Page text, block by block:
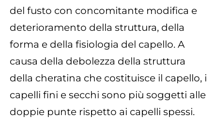
del fusto con concomitante modifica e
deterioramento della struttura, della
forma e della fisiologia del capello. A
causa della debolezza della struttura
della cheratina che costituisce il capello, i
capelli fini e secchi sono più soggetti alle
doppie punte rispetto ai capelli spessi.